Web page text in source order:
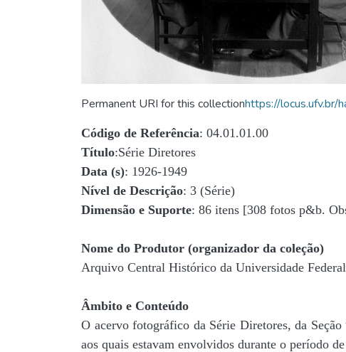
Permanent URI for this collectionhttps://
Código de Referência: 04.01.01.00
Título:Série Diretores
Data (s): 1926-1949
Nível de Descrição: 3 (Série)
Dimensão e Suporte: 86 itens [308 fotos p&b.
Nome do Produtor (organizador da coleção)
Arquivo Central Histórico da Universidade
Âmbito e Conteúdo
O acervo fotográfico da Série Diretores, da
aos quais estavam envolvidos durante o período